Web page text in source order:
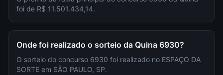
foi de R$ 11.501.434,14.
Onde foi realizado o sorteio da Quina 6930?
O sorteio do concurso 6930 foi realizado no ESPAÇO DA
SORTE em SÃO PAULO, SP.